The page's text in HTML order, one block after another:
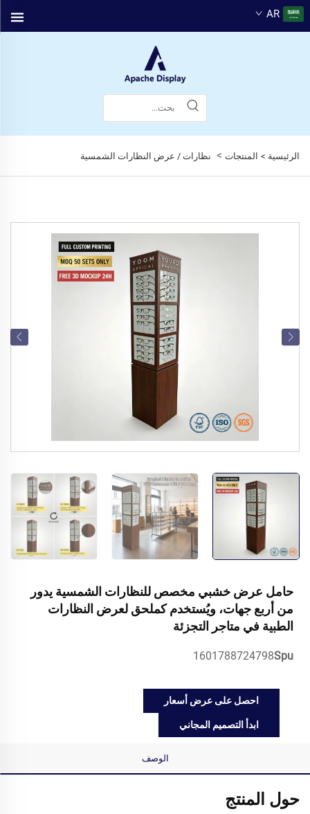
AR
الرئيسية > المنتجات > نظارات / عرض النظارات الشمسية
حامل عرض خشبي مخصص للنظارات الشمسية يدور
من أربع جهات، ويُستخدم كملحق لعرض النظارات
الطبية في متاجر التجزئة
Spu
1601788724798
احصل على عرض أسعار
ابدأ التصميم المجاني
الوصف
حول المنتج